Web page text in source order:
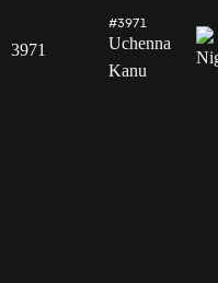
3971
#3971
Uchenna
Kanu